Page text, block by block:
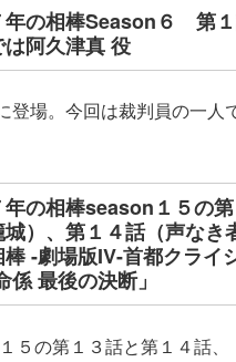
年の相棒Season６ 第
阿久津真 役
登場。今回は裁判員の一人
年の相棒season１５の
）、第１４話（声なき
-劇場版IV-首都クライ
係 最後の決断」
５の第１３話と第１４話、